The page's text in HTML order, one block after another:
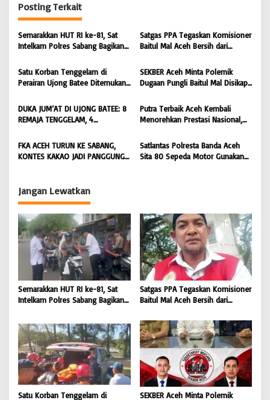
i
p
o
Posting Terkait
Semarakkan HUT RI ke-81, Sat
Intelkam Polres Sabang Bagikan
Masyarakat |
BONGKAR’Perkara.com
Satgas PPA Tegaskan Komisioner
Baitul Mal Aceh Bersih dari
Masyarakat Diminta Hentikan
Penyebaran Hoaks | BONGKAR
‘Perkara.com
Satu Korban Tenggelam di
Perairan Ujong Batee Ditemukan,
Pencarian Satu Korban Lain |
BONGKAR ‘Perkara.com
SEKBER Aceh Minta Polemik
Dugaan Pungli Baitul Mal Disikapi
Hukum terhadap Oknum |
BONGKAR ‘Perkara.com
DUKA JUM’AT DI UJONG BATEE: 8
REMAJA TENGGELAM, 4
DICARI | BONGKAR ‘Perkara.com
Putra Terbaik Aceh Kembali
Menorehkan Prestasi Nasional,
Dipromosikan Menjadi
Koordinator JAM Pidum
Kejaksaan Agung RI |
FKA ACEH TURUN KE SABANG,
KONTES KAKAO JADI PANGGUNG
Satlantas Polresta Banda Aceh
Sita 80 Sepeda Motor Gunakan
Jangan Lewatkan
Semarakkan HUT RI ke-81, Sat
Intelkam Polres Sabang Bagikan
Masyarakat |
BONGKAR’Perkara.com
Satgas PPA Tegaskan Komisioner
Baitul Mal Aceh Bersih dari
Masyarakat Diminta Hentikan
Penyebaran Hoaks | BONGKAR
‘Perkara.com
Satu Korban Tenggelam di
SEKBER Aceh Minta Polemik